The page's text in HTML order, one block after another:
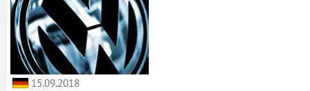
15.09.2018